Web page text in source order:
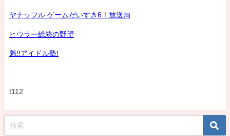
ヤナッフル ゲームだいすき6！放送局
ヒウラー総統の野望
魁!!アイドル塾!
t112